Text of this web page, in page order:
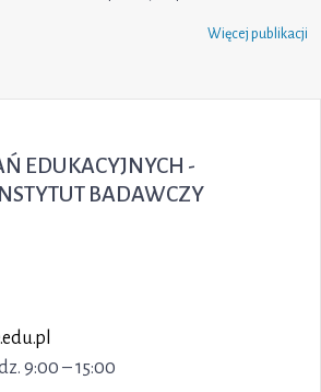
Więcej publikacji
EDUKACYJNYCH -
BADAWCZY
9:00 – 15:00